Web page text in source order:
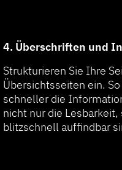
4. Überschriften und
Strukturieren Sie Ihre
Übersichtsseiten ein.
schneller die
nicht nur die
blitzschnell auffindbar